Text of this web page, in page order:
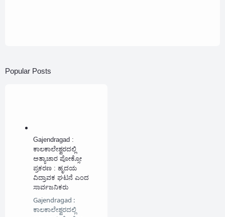
Popular Posts
Gajendragad :
ಕಾಲಕಾಲೇಶ್ವರದಲ್ಲಿ
ಅತ್ಯಾಚಾರ ಪೋಕ್ಸೋ
ಪ್ರಕರಣ : ಹೃದಯ
ವಿದ್ರಾವಕ ಘಟನೆ ಎಂದ
ಸಾರ್ವಜನಿಕರು
Gajendragad :
ಕಾಲಕಾಲೇಶ್ವರದಲ್ಲಿ